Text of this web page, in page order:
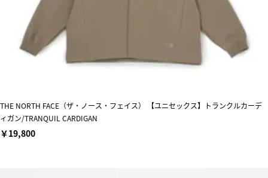
THE NORTH FACE（ザ・ノース・フェイス） 【ユニセックス】トランクルカーデ
ィガン/TRANQUIL CARDIGAN
￥19,800